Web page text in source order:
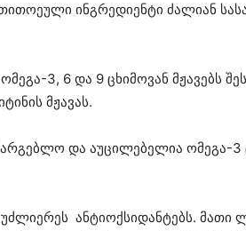
ინგრედიენტი ძალიან
3, 6 და 9 ცხიმოვან მჟავებს
მჟავას.
და აუცილებელია ომეგა-3
ანტიოქსიდანტებს. მათი